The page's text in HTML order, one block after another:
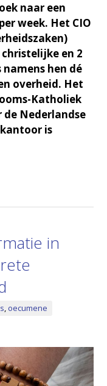
naar een
week. Het CIO
en 2
namens hen dé
overheid. Het
Katholiek
Nederlandse
is
in
, oecumene